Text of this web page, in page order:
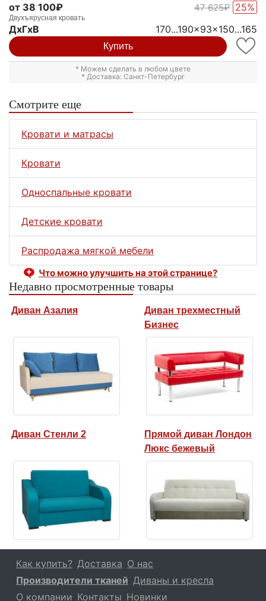
от 38 100₽ 47 625₽ 25%
Двухъярусная кровать
ДxГxВ 170...190x93x150...165
Купить
* Можем сделать в любом цвете
* Доставка: Санкт-Петербург
Смотрите еще
Кровати и матрасы
Кровати
Односпальные кровати
Детские кровати
Распродажа мягкой мебели
Что можно улучшить на этой странице?
Недавно просмотренные товары
Диван Азалия
Диван трехместный
Бизнес
Диван Стенли 2
Прямой диван Лондон
Люкс бежевый
Как купить? Доставка О нас
Производители тканей Диваны и кресла
О компании Контакты Новинки